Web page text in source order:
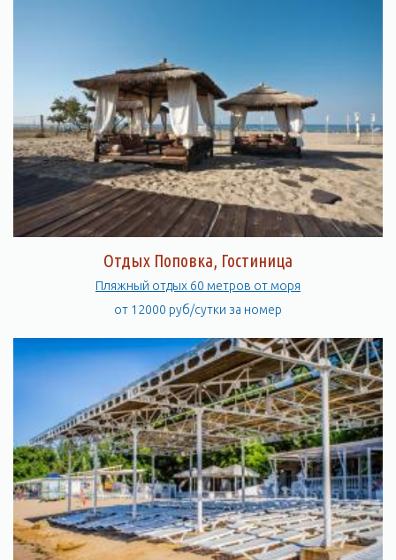
Отдых Поповка, Гостиница
Пляжный отдых 60 метров от моря
от 12000 руб/сутки за номер